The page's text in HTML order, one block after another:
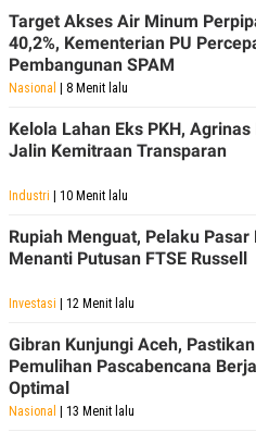
Target Akses Air Minum
40,2%, Kementerian PU
Pembangunan SPAM
Nasional | 8 Menit lalu
Kelola Lahan Eks PKH, Agrinas
Jalin Kemitraan Transparan
Industri | 10 Menit lalu
Rupiah Menguat, Pelaku Pasar
Menanti Putusan FTSE Russell
Investasi | 12 Menit lalu
Gibran Kunjungi Aceh, Pastikan
Pemulihan Pascabencana
Optimal
Nasional | 13 Menit lalu